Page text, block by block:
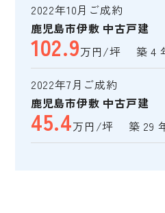
2022年10月ご成約
鹿児島市伊敷 中古戸建
102.9万円/坪 築 4
2022年7月ご成約
鹿児島市伊敷 中古戸建
45.4万円/坪 築 29